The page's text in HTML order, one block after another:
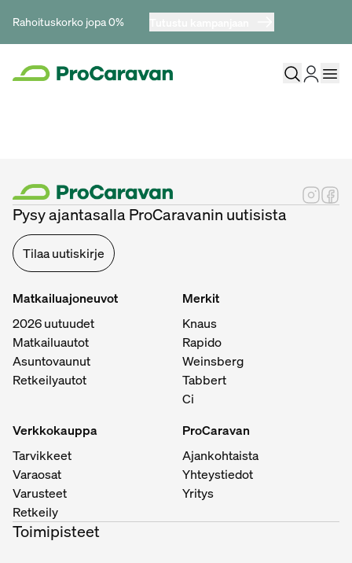
Rahoituskorko jopa 0%
Pysy ajantasalla ProCaravanin uutisista
Tilaa uutiskirje
Matkailuajoneuvot
2026 uutuudet
Matkailuautot
Asuntovaunut
Retkeilyautot
Merkit
Knaus
Rapido
Weinsberg
Tabbert
Ci
Verkkokauppa
Tarvikkeet
Varaosat
Varusteet
Retkeily
ProCaravan
Ajankohtaista
Yhteystiedot
Yritys
Toimipisteet